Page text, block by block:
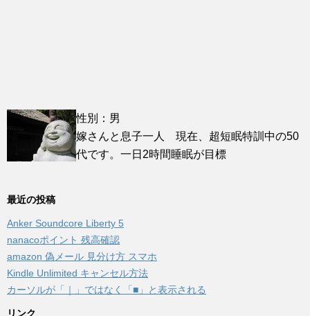
性別：男
嫁さんと息子一人 現在、超短眠特訓中の50
代です。一日2時間睡眠が目標
最近の投稿
Anker Soundcore Liberty 5
nanacoポイント 残高確認
amazon 偽メール 見分け方 スマホ
Kindle Unlimited キャンセル方法
カーソルが「｜」ではなく「■」と表示される
リンク